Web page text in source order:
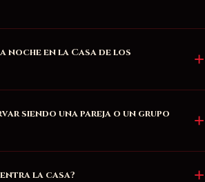
noche en la Casa de los
siendo una pareja o un grupo
la casa?